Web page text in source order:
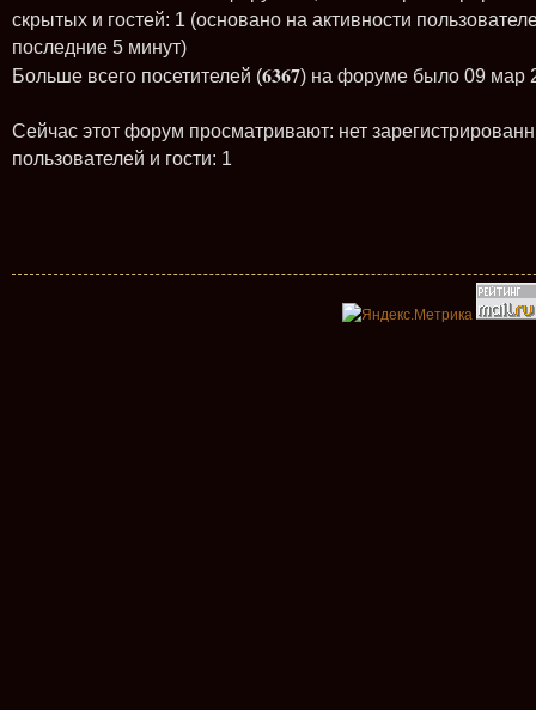
скрытых и гостей: 1 (основано на активности
последние 5 минут)
Больше всего посетителей (6367) на форуме было 09 мар
Сейчас этот форум просматривают: нет
пользователей и гости: 1